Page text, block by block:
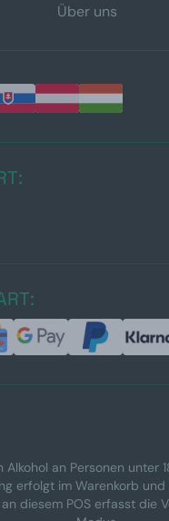
Über uns
Alkohol an Personen unter
erfolgt im Warenkorb
diesem POS erfasst die